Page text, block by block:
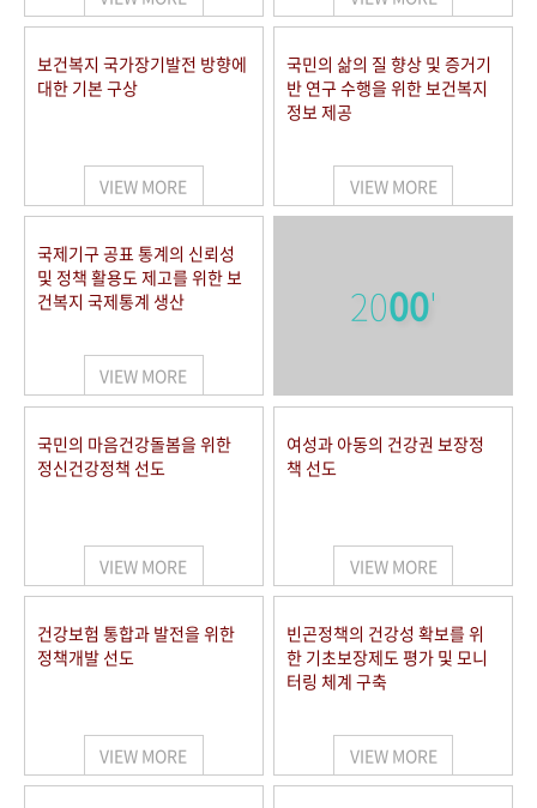
보건복지 국가장기발전 방향에
대한 기본 구상
VIEW MORE
국민의 삶의 질 향상 및 증거기
반 연구 수행을 위한 보건복지
정보 제공
VIEW MORE
국제기구 공표 통계의 신뢰성
및 정책 활용도 제고를 위한 보
건복지 국제통계 생산
VIEW MORE
2000'
국민의 마음건강돌봄을 위한
정신건강정책 선도
VIEW MORE
여성과 아동의 건강권 보장정
책 선도
VIEW MORE
건강보험 통합과 발전을 위한
정책개발 선도
VIEW MORE
빈곤정책의 건강성 확보를 위
한 기초보장제도 평가 및 모니
터링 체계 구축
VIEW MORE